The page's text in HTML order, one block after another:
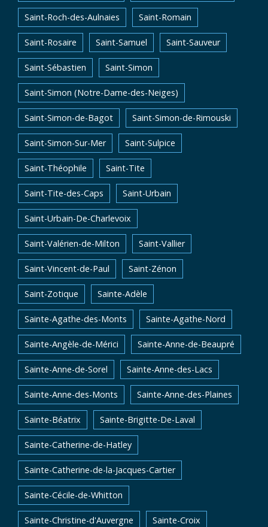
Saint-Roch-des-Aulnaies Saint-Romain
Saint-Rosaire Saint-Samuel Saint-Sauveur
Saint-Sébastien Saint-Simon
Saint-Simon (Notre-Dame-des-Neiges)
Saint-Simon-de-Bagot Saint-Simon-de-Rimouski
Saint-Simon-Sur-Mer Saint-Sulpice
Saint-Théophile Saint-Tite
Saint-Tite-des-Caps Saint-Urbain
Saint-Urbain-De-Charlevoix
Saint-Valérien-de-Milton Saint-Vallier
Saint-Vincent-de-Paul Saint-Zénon
Saint-Zotique Sainte-Adèle
Sainte-Agathe-des-Monts Sainte-Agathe-Nord
Sainte-Angèle-de-Mérici Sainte-Anne-de-Beaupré
Sainte-Anne-de-Sorel Sainte-Anne-des-Lacs
Sainte-Anne-des-Monts Sainte-Anne-des-Plaines
Sainte-Béatrix Sainte-Brigitte-De-Laval
Sainte-Catherine-de-Hatley
Sainte-Catherine-de-la-Jacques-Cartier
Sainte-Cécile-de-Whitton
Sainte-Christine-d'Auvergne Sainte-Croix